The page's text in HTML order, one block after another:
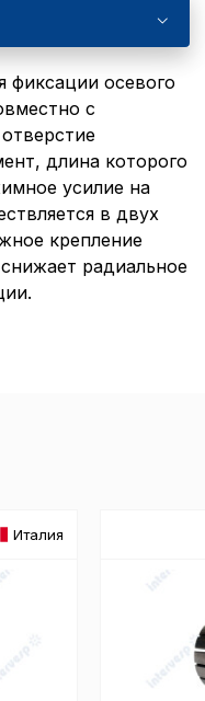
фиксации осевого
с
длина которого
усилие на
в двух
крепление
радиальное
Италия
Политика в
Настройте параметры